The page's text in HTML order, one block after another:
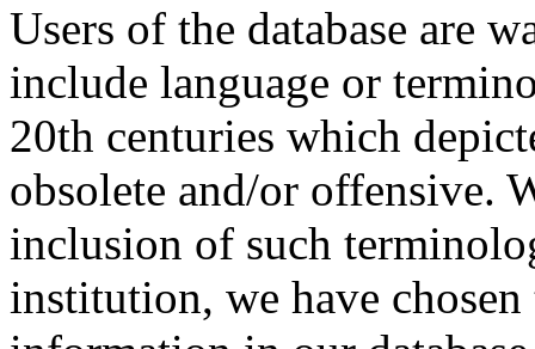
Users of the database are
include language or
20th centuries which
obsolete and/or offensive.
inclusion of such
institution, we have